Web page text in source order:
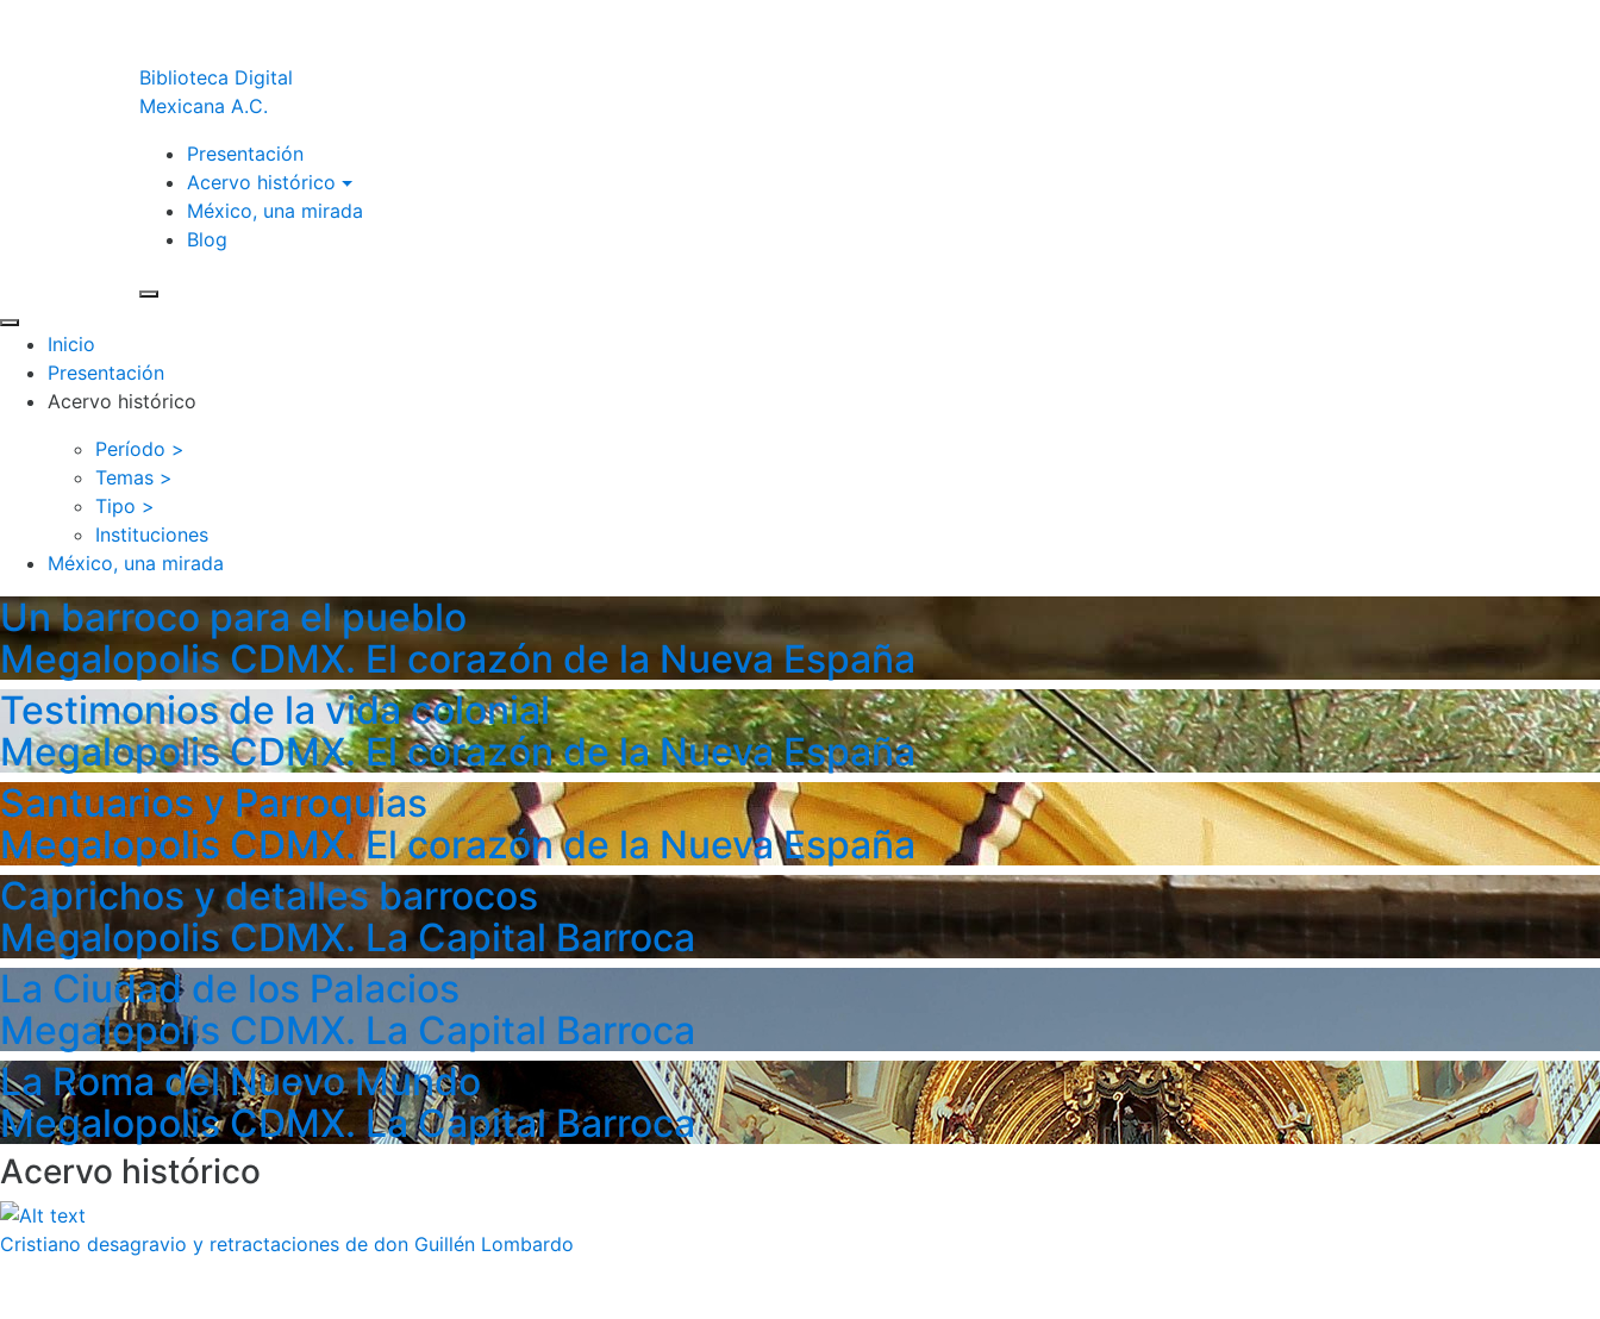
Biblioteca Digital
Mexicana A.C.
Presentación
Acervo histórico
México, una mirada
Blog
Inicio
Presentación
Acervo histórico
Período >
Temas >
Tipo >
Instituciones
México, una mirada
Un barroco para el pueblo
Megalopolis CDMX. El corazón de la Nueva España
Testimonios de la vida colonial
Megalopolis CDMX. El corazón de la Nueva España
Santuarios y Parroquias
Megalopolis CDMX. El corazón de la Nueva España
Caprichos y detalles barrocos
Megalopolis CDMX. La Capital Barroca
La Ciudad de los Palacios
Megalopolis CDMX. La Capital Barroca
La Roma del Nuevo Mundo
Megalopolis CDMX. La Capital Barroca
Acervo histórico
Cristiano desagravio y retractaciones de don Guillén Lombardo